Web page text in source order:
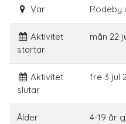
Var Rödeby
Aktivitet
startar
mån 22
Aktivitet
slutar
fre 3 jul
Ålder 4-19 år